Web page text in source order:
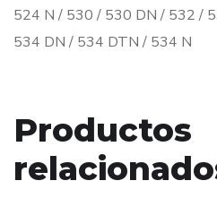
524 N / 530 / 530 DN / 532 /
534 DN / 534 DTN / 534 N
Productos